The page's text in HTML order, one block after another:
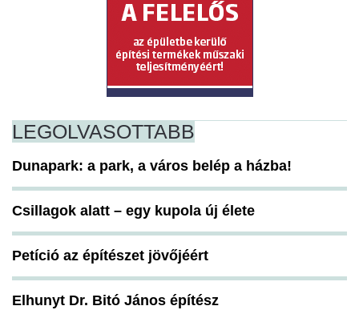
LEGOLVASOTTABB
Dunapark: a park, a város belép a házba!
Csillagok alatt – egy kupola új élete
Petíció az építészet jövőjéért
Elhunyt Dr. Bitó János építész